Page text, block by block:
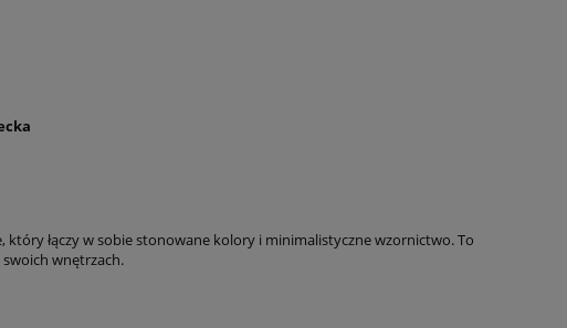
łączy w sobie stonowane kolory i minimalistyczne wzornictwo. To
wnętrzach.